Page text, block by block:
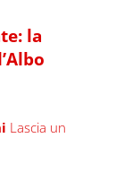
la
Lascia un